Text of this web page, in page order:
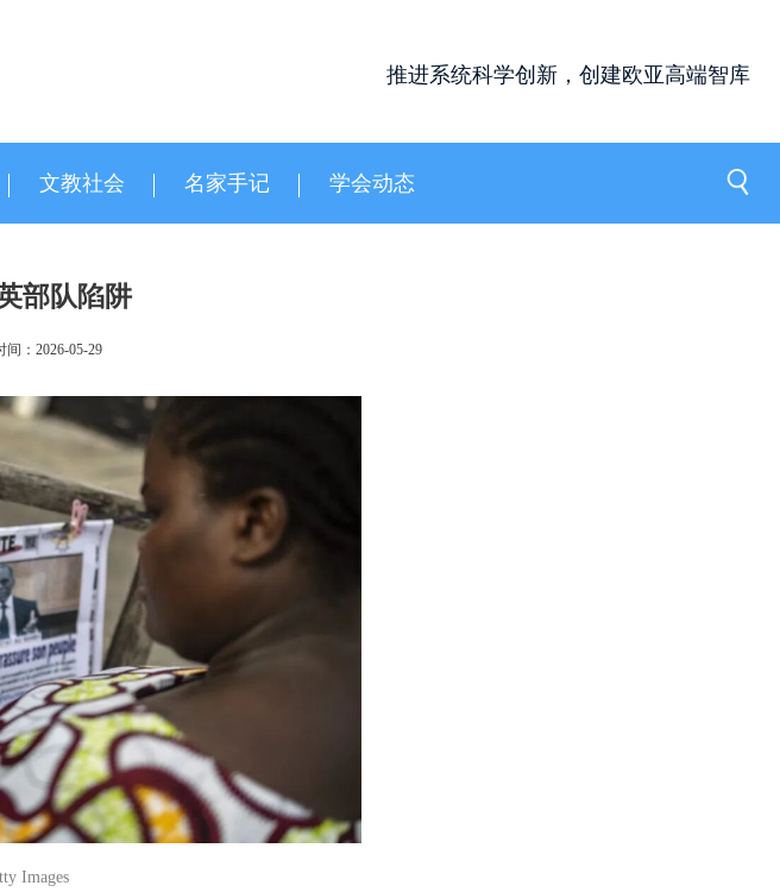
推进系统科学创新，创建欧亚高端智库
文教社会 名家手记 学会动态
部队陷阱
间：2026-05-29
Images